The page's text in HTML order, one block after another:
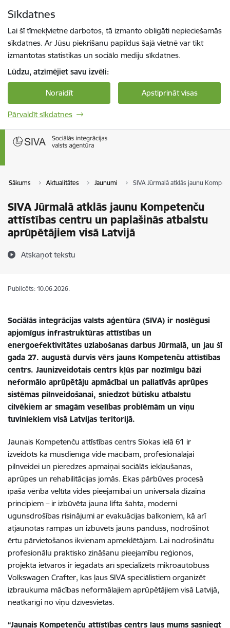
Sīkdatnes
Lai šī tīmekļvietne darbotos, tā izmanto obligāti nepieciešamās
sīkdatnes. Ar Jūsu piekrišanu papildus šajā vietnē var tikt
izmantotas statistikas un sociālo mediju sīkdatnes.
Lūdzu, atzīmējiet savu izvēli:
Noraidīt Apstiprināt visas
Pārvaldīt sīkdatnes
Sākums Aktualitātes Jaunumi SIVA Jūrmalā atklās jaunu
SIVA Jūrmalā atklās jaunu Kompetenču
attīstības centru un paplašinās atbalstu
aprūpētājiem visā Latvijā
Atskaņot tekstu
Publicēts: 10.06.2026.
Sociālās integrācijas valsts aģentūra (SIVA) ir noslēgusi
apjomīgus infrastruktūras attīstības un
energoefektivitātes uzlabošanas darbus Jūrmalā, un jau šī
gada 27. augustā durvis vērs jauns Kompetenču attīstības
centrs. Jaunizveidotais centrs kļūs par nozīmīgu bāzi
neformālo aprūpētāju apmācībai un paliatīvās aprūpes
sistēmas pilnveidošanai, sniedzot būtisku atbalstu
cilvēkiem ar smagām veselības problēmām un viņu
tuviniekiem visā Latvijas teritorijā.
Jaunais Kompetenču attīstības centrs Slokas ielā 61 ir
izveidots kā mūsdienīga vide mācībām, profesionālajai
pilnveidei un pieredzes apmaiņai sociālās iekļaušanas,
aprūpes un rehabilitācijas jomās. Ēkas pārbūves procesā
īpaša vērība veltīta vides pieejamībai un universālā dizaina
principiem – ir izbūvēta jauna lifta šahta, moderni
ugunsdrošības risinājumi ar evakuācijas balkoniem, kā arī
atjaunotas rampas un izbūvēts jauns panduss, nodrošinot
ērtu pārvietošanos ikvienam apmeklētājam. Lai nodrošinātu
profesionālu praktisko zināšanu pieejamību reģionos,
projekta ietvaros ir iegādāts arī specializēts mikroautobuss
Volkswagen Crafter, kas ļaus SIVA speciālistiem organizēt
izbraukuma mācības neformālajiem aprūpētājiem visā Latvijā,
neatkarīgi no viņu dzīvesvietas.
“Jaunais Kompetenču attīstības centrs ļaus mums sasniegt